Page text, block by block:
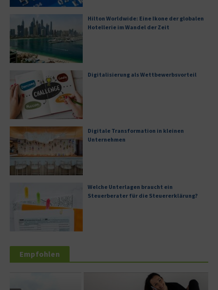
Hilton Worldwide: Eine Ikone der globalen
Hotellerie im Wandel der Zeit
Digitalisierung als Wettbewerbsvorteil
Digitale Transformation in kleinen
Unternehmen
Welche Unterlagen braucht ein
Steuerberater für die Steuererklärung?
Empfohlen